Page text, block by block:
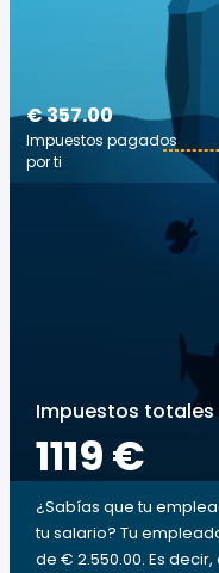
€ 357.00
Impuestos pagados
por ti
Impuestos
1119 €
¿Sabías que tu
tu salario? Tu
de € 2.550.00. Es